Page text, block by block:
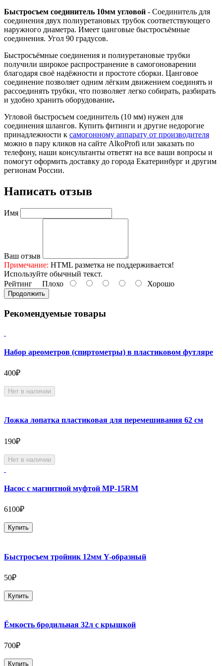
Быстросъем соединитель 10мм угловой - Соединитель для
соединения двух полиуретановых трубок соответствующего
наружного диаметра. Имеет цанговые быстросъёмные
соединения. Угол 90 градусов.
Быстросъёмные соединения и полиуретановые трубки
получили широкое распространение в самогоноварении
благодаря своё надёжности и простоте сборки. Цанговое
соединение позволяет одним лёгким движением соединять и
рассоединять трубки, что позволяет легко собирать, разбирать
и удобно хранить оборудование.
Угловой быстросъем соединитель (10 мм) нужен для
соединения шлангов. Купить фитинги и другие недорогие
принадлежности к самогонному аппарату от производителя
можно в пару кликов на сайте AlkoProfi или заказать по
телефону, наши консультанты ответят на все ваши вопросы и
помогут оформить доставку до города Екатеринбург и другим
регионам России.
Написать отзыв
Имя
Ваш отзыв
Примечание: HTML разметка не поддерживается!
Используйте обычный текст.
Рейтинг Плохо Хорошо
Продолжить
Рекомендуемые товары
Набор ареометров (спиртометры) в пластиковом футляре
400₽
Нет в наличии
Ложка лопатка пластиковая для перемешивания 62 см
190₽
Нет в наличии
Насос с магнитной муфтой MP-15RM
6100₽
Купить
Быстросъем тройник 12мм Y-образный
50₽
Купить
Ёмкость бродильная 32л с крышкой
700₽
Купить